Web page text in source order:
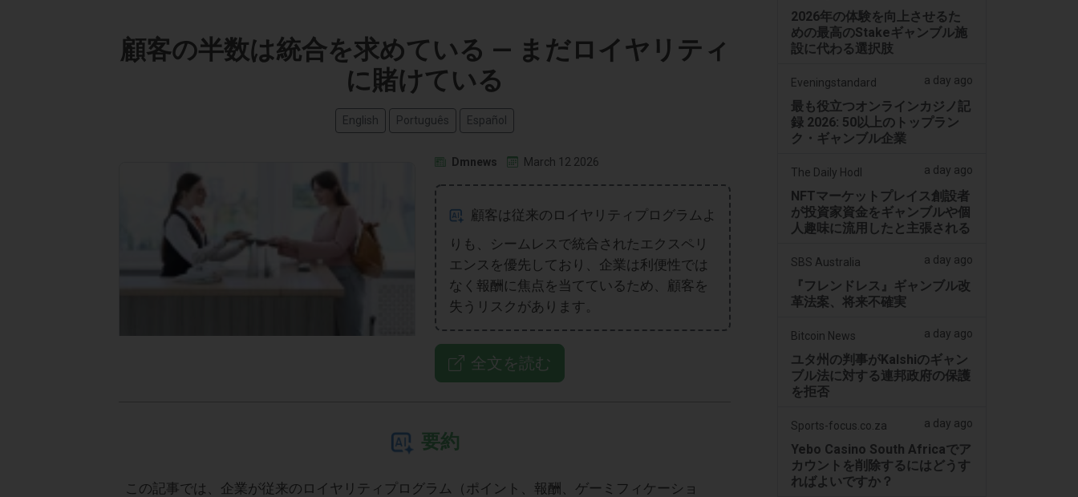
顧客の半数は統合を求めている — まだロイヤリティ
に賭けている
English Português Español
Dmnews March 12 2026
顧客は従来のロイヤリティプログラムよ
りも、シームレスで統合されたエクスペリ
エンスを優先しており、企業は利便性では
なく報酬に焦点を当てているため、顧客を
失うリスクがあります。
全文を読む
要約
この記事では、企業が従来のロイヤリティプログラム（ポイント、報酬、ゲーミフィケーショ
2026年の体験を向上させるた
めの最高のStakeギャンブル施
設に代わる選択肢
Eveningstandard a day ago
最も役立つオンラインカジノ記
録 2026: 50以上のトップラン
ク・ギャンブル企業
The Daily Hodl a day ago
NFTマーケットプレイス創設者
が投資家資金をギャンブルや個
人趣味に流用したと主張される
SBS Australia a day ago
『フレンドレス』ギャンブル改
革法案、将来不確実
Bitcoin News a day ago
ユタ州の判事がKalshiのギャン
ブル法に対する連邦政府の保護
を拒否
Sports-focus.co.za a day ago
Yebo Casino South Africaでア
カウントを削除するにはどうす
ればよいですか？